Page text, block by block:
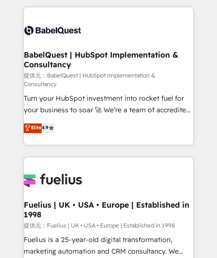
accreditations with HubSpot.
training • CRM migration from Salesforce, Pipedrive,
custom API integrations with ERP (and other
operations A little about us: • Boutique 'Elite' team of
12 • 150+ clients across Sales Hub, Marketing Hub,
Service Hub, Data Hub and CMS • ISO/IEC
27001:2022, ISO 9001:2015, and ISO 42001:2023
certified - the AI management standard • GuardHub:
our AI governance framework, built on ISO 42001
Ready for the next step? Click the 👈 '𝗖𝗼𝗻𝘁𝗮𝗰𝘁
𝗯𝘂𝘀𝗶𝗻𝗲𝘀𝘀' button to get in touch (𝘸𝘦'𝘳𝘦 𝘴𝘶𝘱𝘦𝘳
𝘳𝘦𝘴𝘱𝘰𝘯𝘴𝘪𝘷𝘦)
BabelQuest | HubSpot Implementation &
Consultancy
提供元：BabelQuest | HubSpot Implementation &
Consultancy
Turn your HubSpot investment into rocket fuel for
your business to soar 🚀 We’re a team of accredited
HubSpot experts ready to help you. We can
implement the platform into complex business
environments, optimise what you've got and make
sure you can actually use it, build your website in
for you and execute it on HubSpot. We are on the
framework, meaning we've been accredited by
HubSpot and vetted by the CCS, which means we
can support public sector companies as well the
other ones listed in our profile. Our services: -
HubSpot implementation - HubSpot CMS website
Elite4.9
Fuelius | UK • USA • Europe | Established in
1998
提供元：Fuelius | UK • USA • Europe | Established in 1998
Fuelius is a 25-year-old digital transformation,
marketing automation and CRM consultancy. We